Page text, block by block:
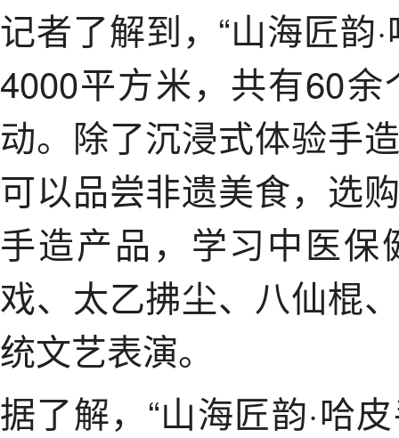
记者了解到，“山海匠韵
4000平方米，共有60
动。除了沉浸式体验手
可以品尝非遗美食，选
手造产品，学习中医
戏、太乙拂尘、八仙棍
统文艺表演。
据了解，“山海匠韵·哈